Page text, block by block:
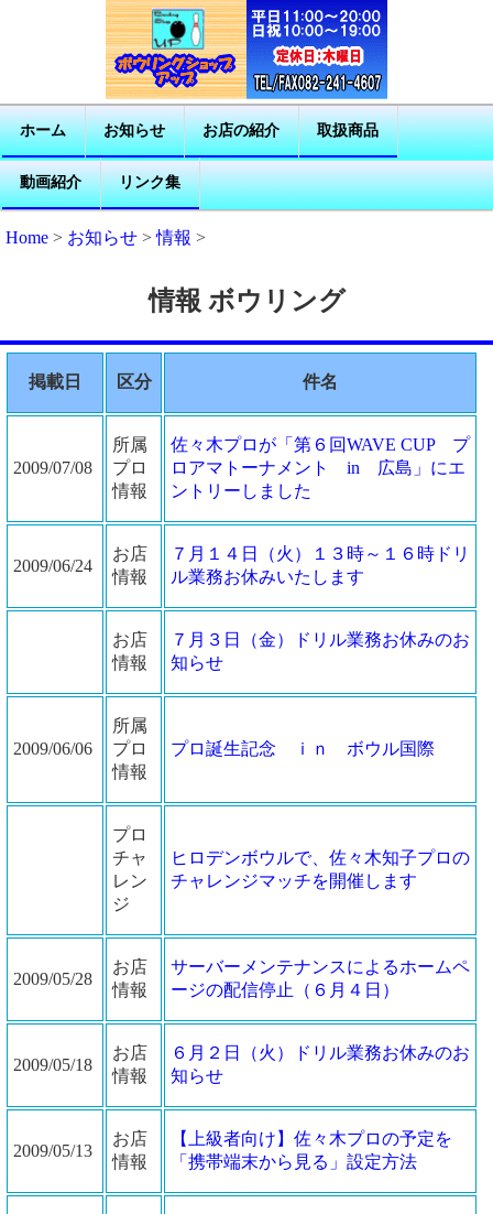
ホーム お知らせ お店の紹介 取扱商品
動画紹介 リンク集
Home > お知らせ >情報 >
情報 ボウリング
掲載日 区分 件名
2009/07/08
所属
プロ
情報
佐々木プロが「第６回WAVE CUP プ
ロアマトーナメント in 広島」にエ
ントリーしました
2009/06/24
お店
情報
７月１４日（火）１３時～１６時ドリ
ル業務お休みいたします
お店
情報
７月３日（金）ドリル業務お休みのお
知らせ
2009/06/06
所属
プロ
情報
プロ誕生記念 ｉｎ ボウル国際
プロ
チャ
レン
ジ
ヒロデンボウルで、佐々木知子プロの
チャレンジマッチを開催します
2009/05/28
お店
情報
サーバーメンテナンスによるホームペ
ージの配信停止（６月４日）
2009/05/18
お店
情報
６月２日（火）ドリル業務お休みのお
知らせ
2009/05/13
お店
情報
【上級者向け】佐々木プロの予定を
「携帯端末から見る」設定方法